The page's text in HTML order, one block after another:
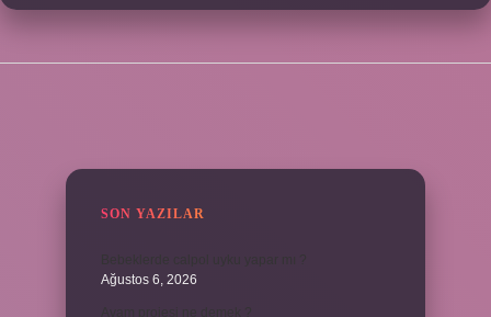
SON YAZILAR
Ağustos 6, 2026